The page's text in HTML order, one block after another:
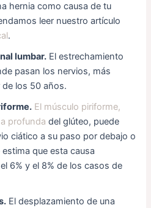
hernia como causa de tu
leer nuestro artículo
.
lumbar. El estrechamiento
pasan los nervios, más
los 50 años.
El músculo piriforme,
profunda del glúteo, puede
ciático a su paso por debajo o
que esta causa
6% y el 8% de los casos de
El desplazamiento de una